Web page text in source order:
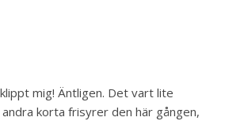
klippt mig! Äntligen. Det vart lite
korta frisyrer den här gången,